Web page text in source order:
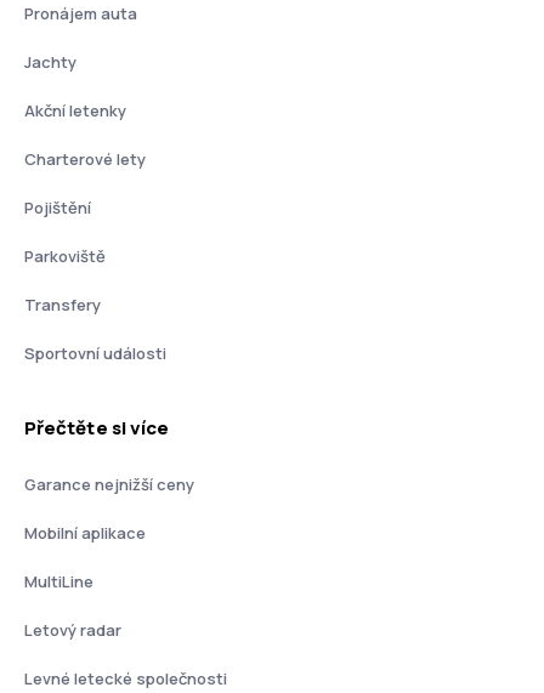
Pronájem auta
Jachty
Akční letenky
Charterové lety
Pojištění
Parkoviště
Transfery
Sportovní události
Přečtěte si více
Garance nejnižší ceny
Mobilní aplikace
MultiLine
Letový radar
Levné letecké společnosti